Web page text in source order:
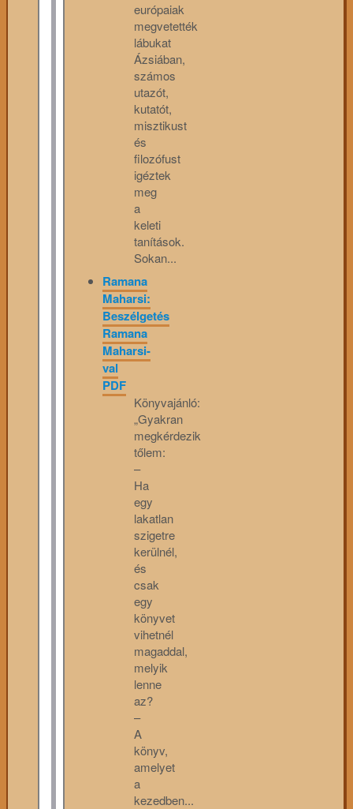
európaiak
megvetették
lábukat
Ázsiában,
számos
utazót,
kutatót,
misztikust
és
filozófust
igéztek
meg
a
keleti
tanítások.
Sokan...
Ramana
Maharsi:
Beszélgetés
Ramana
Maharsi-
val
PDF
Könyvajánló:
„Gyakran
megkérdezik
tőlem:
–
Ha
egy
lakatlan
szigetre
kerülnél,
és
csak
egy
könyvet
vihetnél
magaddal,
melyik
lenne
az?
–
A
könyv,
amelyet
a
kezedben...